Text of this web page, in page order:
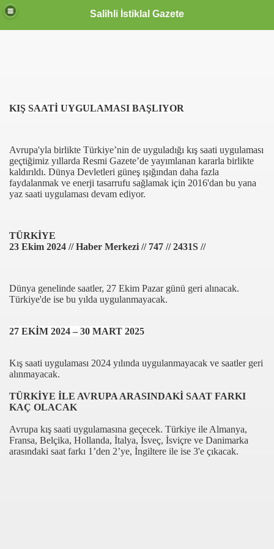
Salihli İstiklal Gazete
KIŞ SAATİ UYGULAMASI BAŞLIYOR
Avrupa'yla birlikte Türkiye’nin de uyguladığı kış saati uygulaması
geçtiğimiz yıllarda Resmi Gazete’de yayımlanan kararla birlikte
kaldırıldı. Dünya Devletleri güneş ışığından daha fazla
faydalanmak ve enerji tasarrufu sağlamak için 2016'dan bu yana
yaz saati uygulaması devam ediyor.
TÜRKİYE
23 Ekim 2024 // Haber Merkezi // 747 // 2431S //
Dünya genelinde saatler, 27 Ekim Pazar günü geri alınacak.
Türkiye'de ise bu yılda uygulanmayacak.
27 EKİM 2024 – 30 MART 2025
Kış saati uygulaması 2024 yılında uygulanmayacak ve saatler geri
alınmayacak.
TÜRKİYE İLE AVRUPA ARASINDAKİ SAAT FARKI
KAÇ OLACAK
Avrupa kış saati uygulamasına geçecek. Türkiye ile Almanya,
Fransa, Belçika, Hollanda, İtalya, İsveç, İsviçre ve Danimarka
arasındaki saat farkı 1’den 2’ye, İngiltere ile ise 3'e çıkacak.